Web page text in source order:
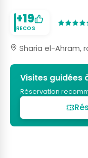
+19
RECOS
Sharia el-Ahram,
Visites guidées
Réservation